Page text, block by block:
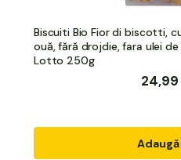
Biscuiti Bio Fior di biscotti,
ouă, fără drojdie, fara ulei
Lotto 250g
24,99